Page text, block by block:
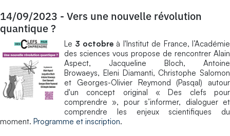
14/09/2023 - Vers une nouvelle révolution
quantique ?
Le 3 octobre à l'Institut de France, l’Académie
des sciences vous propose de rencontrer Alain
Aspect, Jacqueline Bloch, Antoine
Browaeys, Eleni Diamanti, Christophe Salomon
et Georges-Olivier Reymond (Pasqal) autour
d'un concept original « Des clefs pour
comprendre », pour s’informer, dialoguer et
comprendre les enjeux scientifiques du
moment. Programme et inscription.